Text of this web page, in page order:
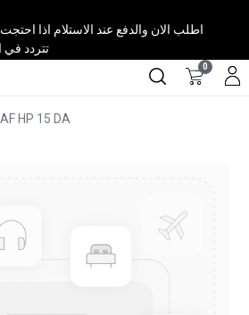
تتردد في
0
HP 15 DA